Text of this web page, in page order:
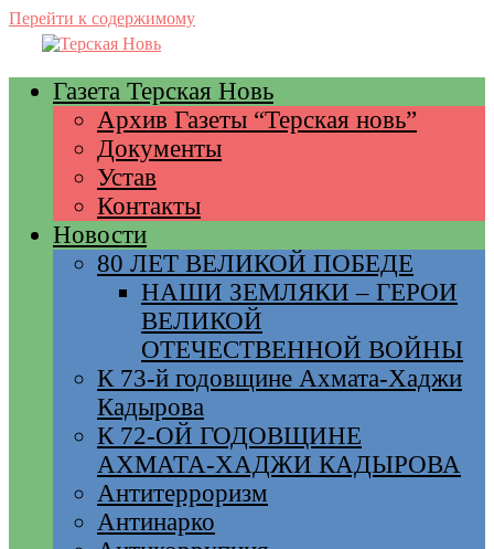
Перейти к содержимому
Газета Терская Новь
Архив Газеты “Терская новь”
Документы
Устав
Контакты
Новости
80 ЛЕТ ВЕЛИКОЙ ПОБЕДЕ
НАШИ ЗЕМЛЯКИ – ГЕРОИ
ВЕЛИКОЙ
ОТЕЧЕСТВЕННОЙ ВОЙНЫ
К 73-й годовщине Ахмата-Хаджи
Кадырова
К 72-ОЙ ГОДОВЩИНЕ
АХМАТА-ХАДЖИ КАДЫРОВА
Антитерроризм
Антинарко